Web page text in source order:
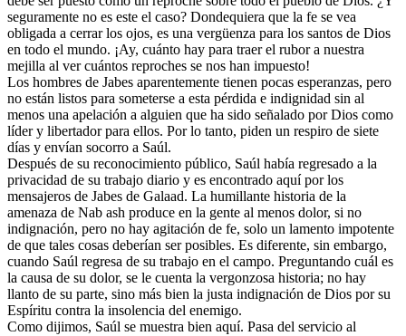
seguramente no es este el caso? Dondequiera que la fe se vea
obligada a cerrar los ojos, es una vergüenza para los santos de Dios
en todo el mundo. ¡Ay, cuánto hay para traer el rubor a nuestra
mejilla al ver cuántos reproches se nos han impuesto!
Los hombres de Jabes aparentemente tienen pocas esperanzas, pero
no están listos para someterse a esta pérdida e indignidad sin al
menos una apelación a alguien que ha sido señalado por Dios como
líder y libertador para ellos. Por lo tanto, piden un respiro de siete
días y envían socorro a Saúl.
Después de su reconocimiento público, Saúl había regresado a la
privacidad de su trabajo diario y es encontrado aquí por los
mensajeros de Jabes de Galaad. La humillante historia de la
amenaza de Nab ash produce en la gente al menos dolor, si no
indignación, pero no hay agitación de fe, solo un lamento impotente
de que tales cosas deberían ser posibles. Es diferente, sin embargo,
cuando Saúl regresa de su trabajo en el campo. Preguntando cuál es
la causa de su dolor, se le cuenta la vergonzosa historia; no hay
llanto de su parte, sino más bien la justa indignación de Dios por su
Espíritu contra la insolencia del enemigo.
Como dijimos, Saúl se muestra bien aquí. Pasa del servicio al